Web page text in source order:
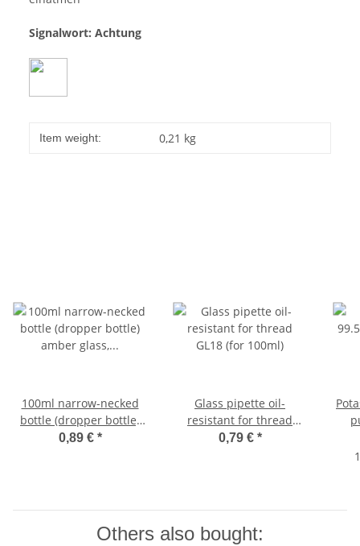
Signalwort: Achtung
Item weight: 0,21 kg
100ml narrow-necked
bottle (dropper bottle)
amber glass, without
0,89 € *
Glass pipette oil-
resistant for thread
GL18 (for 100ml)
0,79 € *
Others also bought: